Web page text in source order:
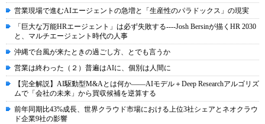
営業現場で進むAIエージェントの急増と「生産性のパラドックス」の現実
「巨大な万能HRエージェント」は必ず失敗する----Josh Bersinが描くHR 2030
と、マルチエージェント時代の人事
沖縄で台風が来たときの過ごし方、とでも言うか
営業は終わった（２）普遍はAIに、個別は人間に
【完全解説】AI駆動型M&Aとは何か――AIモデル＋Deep Researchアルゴリズ
ムで「会社の未来」から買収候補を逆算する
前年同期比43%成長、世界クラウド市場における上位3社シェアとネオクラウ
ド企業9社の影響